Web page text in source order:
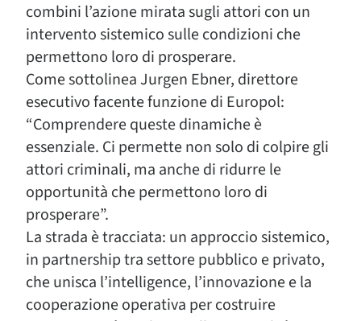
combini l’azione mirata sugli attori con un
intervento sistemico sulle condizioni che
permettono loro di prosperare.
Come sottolinea Jurgen Ebner, direttore
esecutivo facente funzione di Europol:
“Comprendere queste dinamiche è
essenziale. Ci permette non solo di colpire gli
attori criminali, ma anche di ridurre le
opportunità che permettono loro di
prosperare”.
La strada è tracciata: un approccio sistemico,
in partnership tra settore pubblico e privato,
che unisca l’intelligence, l’innovazione e la
cooperazione operativa per costruire